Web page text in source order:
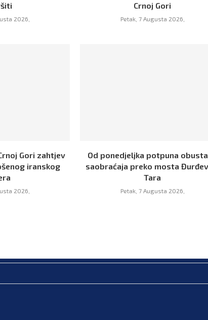
2026,
Crnoj Gori
Petak, 7 Augusta 2026,
Gori zahtjev
iranskog
2026,
Od ponedjeljka potpuna
saobraćaja preko mosta
Tara
Petak, 7 Augusta 2026,